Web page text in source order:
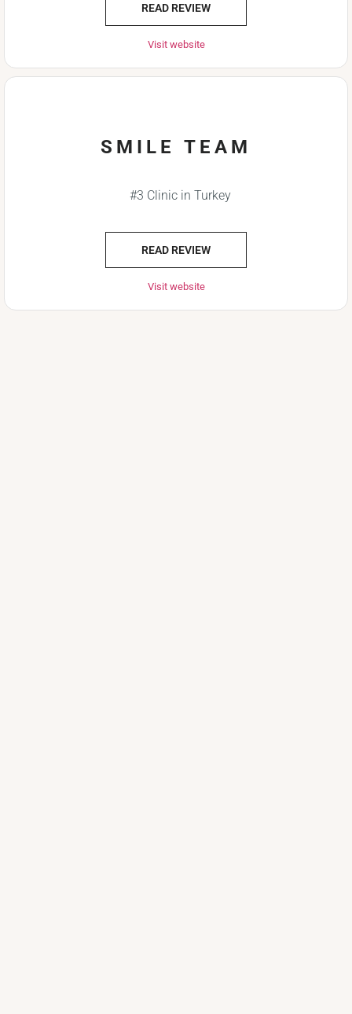
READ REVIEW
Visit website
SMILE TEAM
#3 Clinic in Turkey
READ REVIEW
Visit website